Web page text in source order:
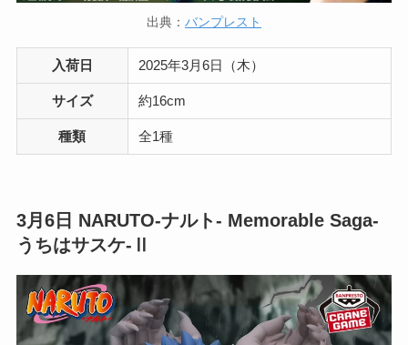
出典： バンプレスト
入荷日 2025年3月6日（木）
サイズ 約16cm
種類 全1種
3月6日 NARUTO-ナルト- Memorable Saga-
うちはサスケ-Ⅱ